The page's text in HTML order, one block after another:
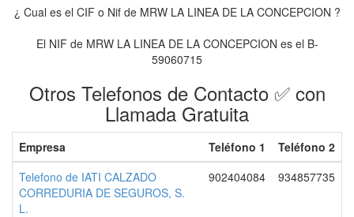
¿ Cual es el CIF o Nif de MRW LA LINEA DE LA CONCEPCION ?
El NIF de MRW LA LINEA DE LA CONCEPCION es el B-
59060715
Otros Telefonos de Contacto ✅ con
Llamada Gratuita
Empresa Teléfono 1
Teléfono 2
Telefono de IATI CALZADO
CORREDURIA DE SEGUROS, S.
L.
902404084 934857735